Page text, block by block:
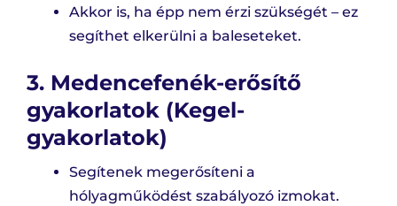
Akkor is, ha épp nem érzi szükségét – ez
segíthet elkerülni a baleseteket.
3. Medencefenék-erősítő
gyakorlatok (Kegel-
gyakorlatok)
Segítenek megerősíteni a
hólyagműködést szabályozó izmokat.